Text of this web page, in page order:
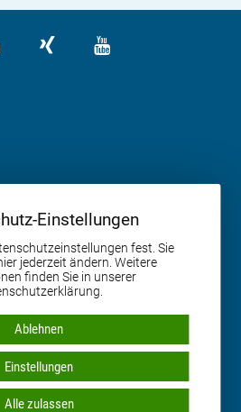
& Co. KG
Einstellungen
fest. Sie
jederzeit ändern. Weitere
finden Sie in unserer
Ablehnen
Einstellungen
Alle zulassen